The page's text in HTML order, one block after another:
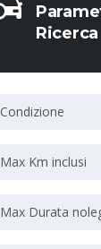
Ricerca
Condizione
Max Km inclusi
Max Durata